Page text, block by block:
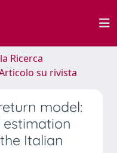
Ricerca
su rivista
model:
Italian